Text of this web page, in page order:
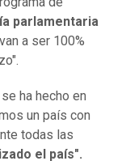
parlamentaria
a ser 100%
ha hecho en
un país con
todas las
el país".